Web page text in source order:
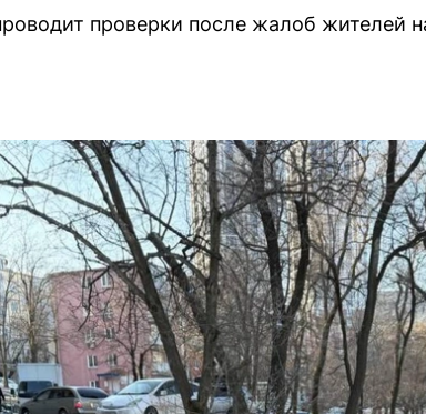
проверки после жалоб жителей